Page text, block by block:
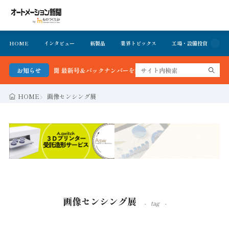
HOME インタビュー 新製品 業界トピックス 工場・設備投資
お知らせ
ョン新聞 最新号＆バックナンバーを無料で公開中 詳細はこちら
HOME 画像センシング展
画像センシング展 tag